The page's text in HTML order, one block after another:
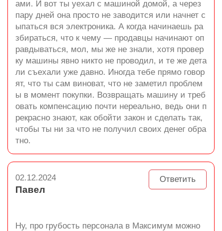
ами. И вот ты уехал с машиной домой, а через
пару дней она просто не заводится или начнет с
ыпаться вся электроника. А когда начинаешь ра
збираться, что к чему — продавцы начинают оп
равдываться, мол, мы же не знали, хотя провер
ку машины явно никто не проводил, и те же дета
ли съехали уже давно. Иногда тебе прямо говор
ят, что ты сам виноват, что не заметил проблем
ы в момент покупки. Возвращать машину и треб
овать компенсацию почти нереально, ведь они п
рекрасно знают, как обойти закон и сделать так,
чтобы ты ни за что не получил своих денег обра
тно.
Ответить
02.12.2024
Павел
Ну, про грубость персонала в Максимум можно